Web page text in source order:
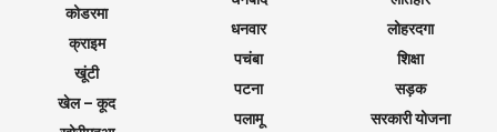
कोडरमा
क्राइम
खूंटी
खेल – कूद
धनवार
पचंबा
पटना
पलामू
लोहरदगा
शिक्षा
सड़क
सरकारी योजना